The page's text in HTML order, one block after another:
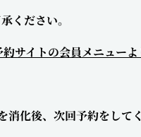
ください。
イトの会員メニューよ
消化後、次回予約をして